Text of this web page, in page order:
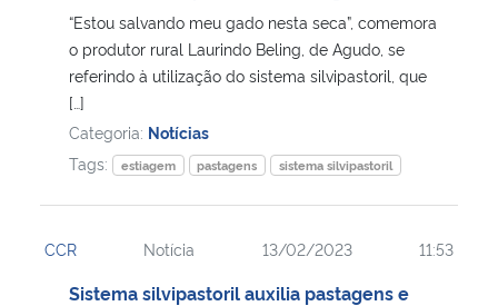
Secretaria de Governo
Gabinete de Segurança Institucional
“Estou salvando meu gado nesta seca”, comemora
o produtor rural Laurindo Beling, de Agudo, se
referindo à utilização do sistema silvipastoril, que
[…]
Categoria: Notícias
Tags:
estiagem pastagens sistema silvipastoril
CCR Notícia 13/02/2023 11:53
Sistema silvipastoril auxilia pastagens e